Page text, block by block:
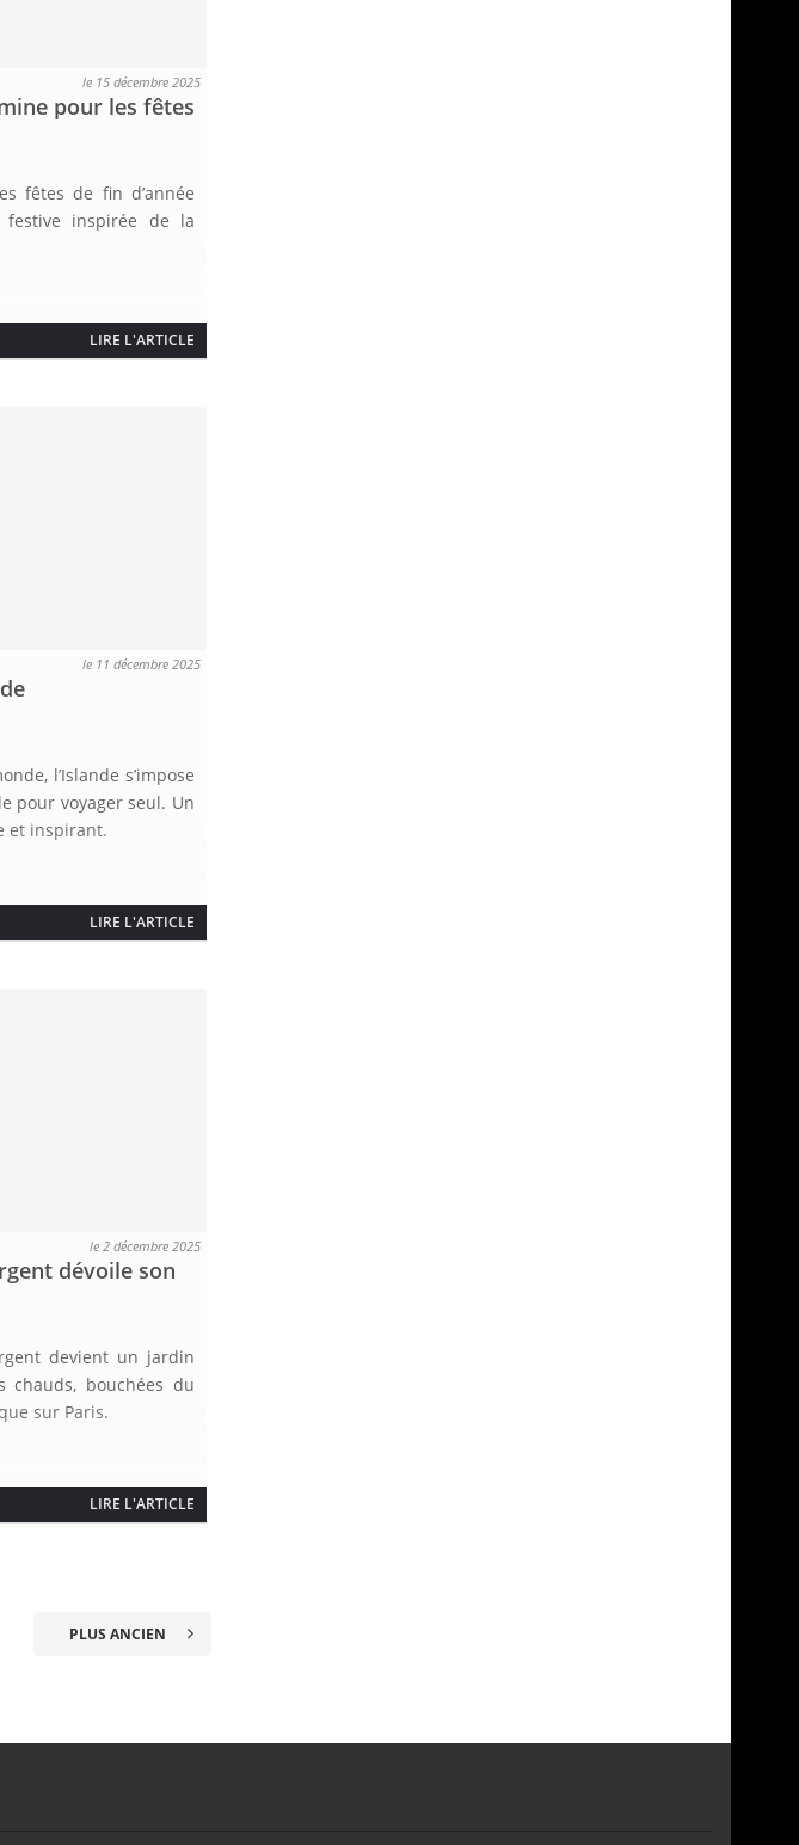
le 15 décembre 2025
pour les fêtes
fêtes de fin d’année
festive inspirée de la
LIRE L'ARTICLE
le 11 décembre 2025
l’Islande s’impose
pour voyager seul. Un
et inspirant.
LIRE L'ARTICLE
le 2 décembre 2025
dévoile son
devient un jardin
chauds, bouchées du
sur Paris.
LIRE L'ARTICLE
PLUS ANCIEN